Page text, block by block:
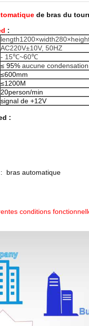
de bras du
:
AC220V±10V, 50HZ
- 15℃~60℃
≤ 95% aucune condensation
≤600mm
≤1200M
20person/min
signal de +12V
:
: bras automatique
conditions